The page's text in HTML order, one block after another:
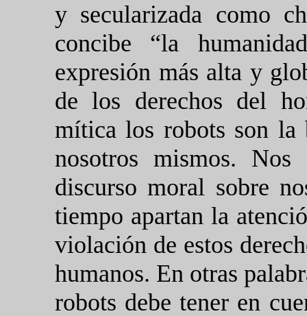
y secularizada como
concibe “la
expresión más alta y
de los derechos del
mítica los robots son la
nosotros mismos.
discurso moral sobre
tiempo apartan la
violación de estos
humanos. En otras
robots debe tener en